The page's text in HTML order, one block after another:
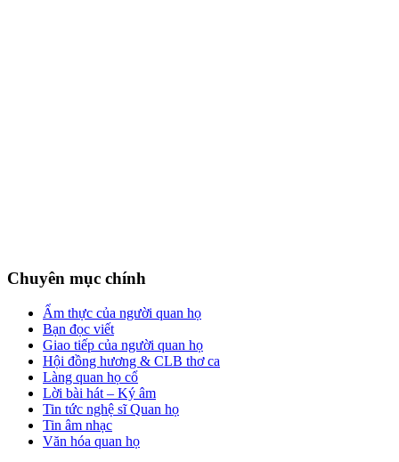
Chuyên mục chính
Ẩm thực của người quan họ
Bạn đọc viết
Giao tiếp của người quan họ
Hội đồng hương & CLB thơ ca
Làng quan họ cổ
Lời bài hát – Ký âm
Tin tức nghệ sĩ Quan họ
Tin âm nhạc
Văn hóa quan họ